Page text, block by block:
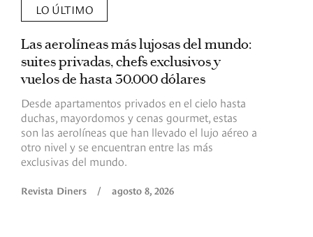
LO ÚLTIMO
Las aerolíneas más lujosas del mundo:
suites privadas, chefs exclusivos y
vuelos de hasta 30.000 dólares
Desde apartamentos privados en el cielo hasta
duchas, mayordomos y cenas gourmet, estas
son las aerolíneas que han llevado el lujo aéreo a
otro nivel y se encuentran entre las más
exclusivas del mundo.
Revista Diners / agosto 8, 2026